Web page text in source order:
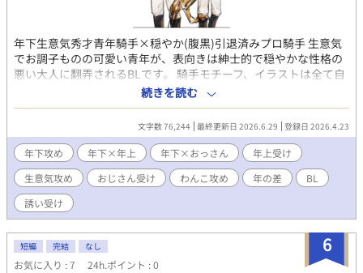
年下生意気秀才青年騎手×穏やか(腹黒)引退済みプロ騎手 生意気
でお調子ものの可愛い青年が、表向きは紳士的で穏やかな性格の
悪い大人に翻弄されるBLです。 騎手モチーフ、イラストは全て自
作です。 (あらすじ) 北海道生まれで牧場育ちの成瀬旭(なるせあさ
ひ)は、競馬学校の期待の新星兼、問題児。 生意気で自信家、それ
でいて実力もある成瀬に教官が手を焼いていた頃、若くして重賞
を制しておきながら突如引退した騎手、九条誠司(くじょうせい
じ)が教官としてやってくる。 突然九条にレースを申し込まれて、
初めて完敗を知った成瀬。 そこから生意気で手のつけられなかっ
た青年成瀬は、九条の元で少しずつプロの騎手として成長を果た
していき、やがて九条の背中を追うように変わっていく。 ※この
物語はフィクションです。実在する団体とは一切関係がございま
続きを読む
文字数 76,244 最終更新日 2026.6.29 登録日 2026.4.23
年下攻め 年下×年上 年下×おっさん
年上受け
生意気攻め
おじさん受け わんこ攻め 年の差
BL
誘い受け
6
短編 完結 なし
お気に入り : 7 24h.ポイント : 0